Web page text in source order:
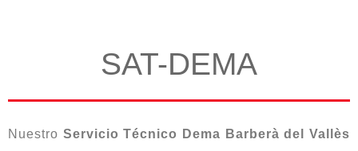
SAT-DEMA
Nuestro Servicio Técnico Dema Barberà del Vallès